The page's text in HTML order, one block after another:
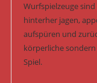
Wurfspielzeuge
hinterher jagen,
aufspüren und
körperliche
Spiel.